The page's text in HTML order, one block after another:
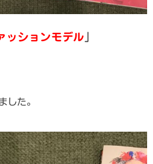
ッションモデル
した。